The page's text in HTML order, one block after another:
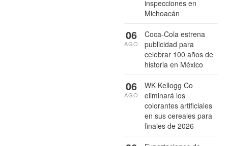
inspecciones en
Michoacán
Coca-Cola estrena
publicidad para
celebrar 100 años de
historia en México
06
AGO
WK Kellogg Co
eliminará los
colorantes artificiales
en sus cereales para
finales de 2026
06
AGO